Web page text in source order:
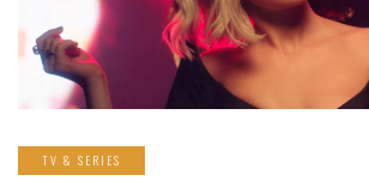
TV & SERIES